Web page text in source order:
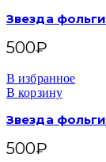
Звезда
500₽
В избранное
В корзину
Звезда
500₽